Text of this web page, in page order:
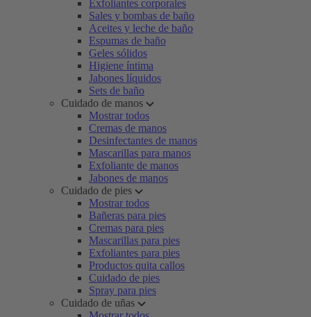
Exfoliantes corporales
Sales y bombas de baño
Aceites y leche de baño
Espumas de baño
Geles sólidos
Higiene íntima
Jabones líquidos
Sets de baño
Cuidado de manos
Mostrar todos
Cremas de manos
Desinfectantes de manos
Mascarillas para manos
Exfoliante de manos
Jabones de manos
Cuidado de pies
Mostrar todos
Bañeras para pies
Cremas para pies
Mascarillas para pies
Exfoliantes para pies
Productos quita callos
Cuidado de pies
Spray para pies
Cuidado de uñas